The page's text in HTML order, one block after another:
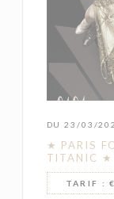
DU 23/03/
★ PARIS
TITANIC
TARIF :